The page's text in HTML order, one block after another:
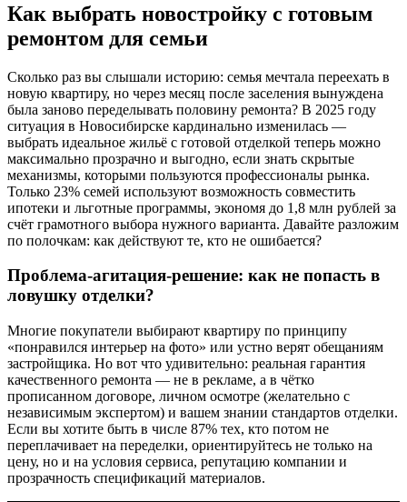
Как выбрать новостройку с готовым
ремонтом для семьи
Сколько раз вы слышали историю: семья мечтала переехать в
новую квартиру, но через месяц после заселения вынуждена
была заново переделывать половину ремонта? В 2025 году
ситуация в Новосибирске кардинально изменилась —
выбрать идеальное жильё с готовой отделкой теперь можно
максимально прозрачно и выгодно, если знать скрытые
механизмы, которыми пользуются профессионалы рынка.
Только 23% семей используют возможность совместить
ипотеки и льготные программы, экономя до 1,8 млн рублей за
счёт грамотного выбора нужного варианта. Давайте разложим
по полочкам: как действуют те, кто не ошибается?
Проблема-агитация-решение: как не попасть в
ловушку отделки?
Многие покупатели выбирают квартиру по принципу
«понравился интерьер на фото» или устно верят обещаниям
застройщика. Но вот что удивительно: реальная гарантия
качественного ремонта — не в рекламе, а в чётко
прописанном договоре, личном осмотре (желательно с
независимым экспертом) и вашем знании стандартов отделки.
Если вы хотите быть в числе 87% тех, кто потом не
переплачивает на переделки, ориентируйтесь не только на
цену, но и на условия сервиса, репутацию компании и
прозрачность спецификаций материалов.